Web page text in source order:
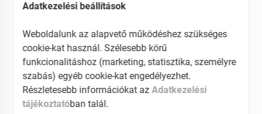
Hozzájárul a szív és az érrendszer normál
EAN: 5999564541140
Adatkezelési beállítások
Weboldalunk az alapvető működéshez szükséges
cookie-kat használ. Szélesebb körű
funkcionalitáshoz (marketing, statisztika, személyre
szabás) egyéb cookie-kat engedélyezhet.
Részletesebb információkat azAdatkezelési
tájékoztatóban talál.